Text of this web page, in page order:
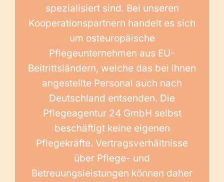
spezialisiert sind. Bei unseren
Kooperationspartnern handelt es sich
um osteuropäische
Pflegeunternehmen aus EU-
Beitrittsländern, welche das bei ihnen
angestellte Personal auch nach
Deutschland entsenden. Die
Pflegeagentur 24 GmbH selbst
beschäftigt keine eigenen
Pflegekräfte. Vertragsverhältnisse
über Pflege- und
Betreuungsleistungen können daher